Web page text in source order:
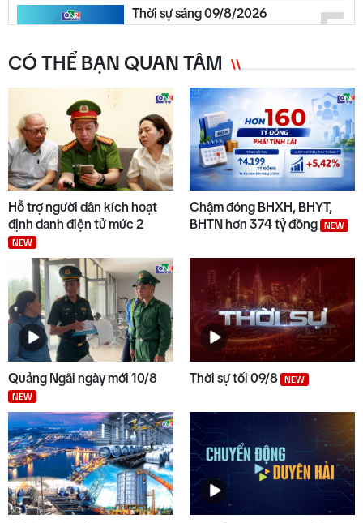
5
Thời sự sáng 09/8/2026
6
Quảng Ngãi ngày mới 09/8
7
Thời sự chiều 09/8/2026
8
Bản tin kinh tế - tài chính
09/8/2026
9
Hình thành thói quen chấp hành
pháp luật khi tham gia giao
thông
10
Thời sự trưa 09/8
CÓ THỂ BẠN QUAN TÂM
Hỗ trợ người dân kích hoạt
định danh điện tử mức 2
NEW
Chậm đóng BHXH, BHYT,
BHTN hơn 374 tỷ đồng
NEW
Quảng Ngãi ngày mới 10/8
NEW
Thời sự tối 09/8 NEW